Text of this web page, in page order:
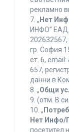
рекламно
7. „ Нет
ИНФО”
гр. София
ет. 6,
657,
данни в
8. „Общи
9. (отм. В
10. „
Нет Инфо/
посетител